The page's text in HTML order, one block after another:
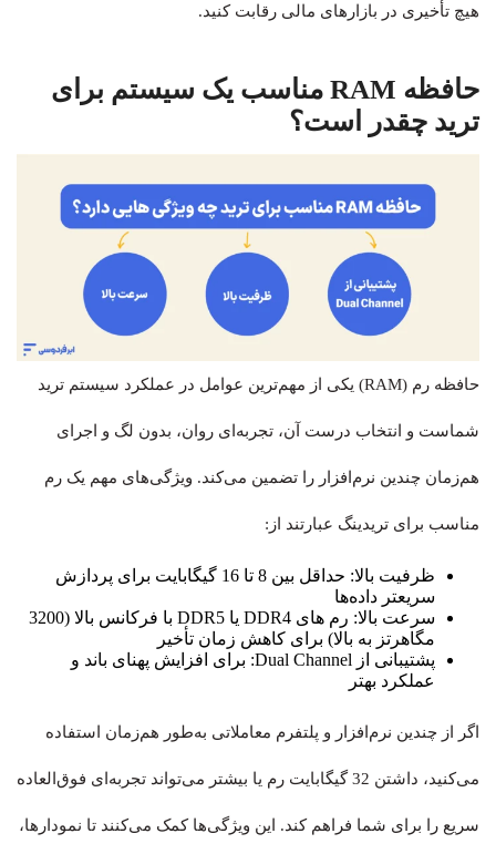
هیچ تأخیری در بازارهای مالی رقابت کنید.
حافظه RAM مناسب یک سیستم برای
ترید چقدر است؟
حافظه رم (RAM) یکی از مهم‌ترین عوامل در عملکرد سیستم ترید
شماست و انتخاب درست آن، تجربه‌ای روان، بدون لگ و اجرای
هم‌زمان چندین نرم‌افزار را تضمین می‌کند. ویژگی‌های مهم یک رم
مناسب برای تریدینگ عبارتند از:
ظرفیت بالا: حداقل بین 8 تا 16 گیگابایت برای پردازش
سریعتر داده‌ها
سرعت بالا: رم های DDR4 یا DDR5 با فرکانس بالا (3200
مگاهرتز به بالا) برای کاهش زمان تأخیر
پشتیبانی از Dual Channel: برای افزایش پهنای باند و
عملکرد بهتر
اگر از چندین نرم‌افزار و پلتفرم معاملاتی به‌طور هم‌زمان استفاده
می‌کنید، داشتن 32 گیگابایت رم یا بیشتر می‌تواند تجربه‌ای فوق‌العاده
سریع را برای شما فراهم کند. این ویژگی‌ها کمک می‌کنند تا نمودارها،